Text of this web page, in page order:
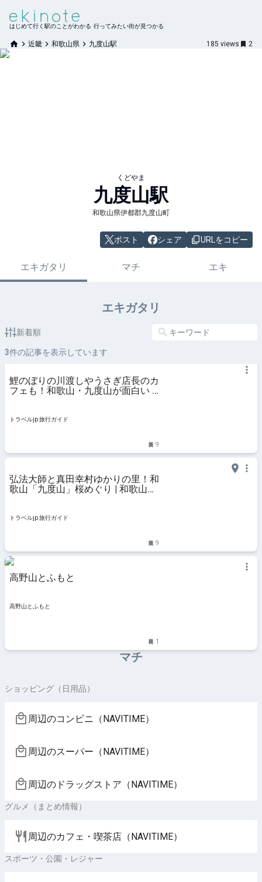
はじめて行く駅のことがわかる 行ってみたい街が見つかる
近畿 和歌山県 九度山駅 185 views 2
くどやま
九度山駅
和歌山県伊都郡九度山町
ポスト シェア URLをコピー
エキガタリ マチ エキ
エキガタリ
新着順
3件の記事を表示しています
鯉のぼりの川渡しやうさぎ店長のカ
フェも！和歌山・九度山が面白い |
トラベルjp 旅行ガイド
9
弘法大師と真田幸村ゆかりの里！和
歌山「九度山」桜めぐり | 和歌山県
トラベルjp 旅行ガイド
9
高野山とふもと
高野山とふもと
1
マチ
ショッピング（日用品）
周辺のコンビニ（NAVITIME）
周辺のスーパー（NAVITIME）
周辺のドラッグストア（NAVITIME）
グルメ（まとめ情報）
周辺のカフェ・喫茶店（NAVITIME）
スポーツ・公園・レジャー